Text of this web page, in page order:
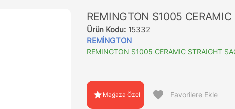
REMINGTON S1005
Ürün Kodu: 15332
REMİNGTON
REMINGTON S1005 CERAMIC STRAIGHT
star Mağaza Özel favorite Favorilere Ekle